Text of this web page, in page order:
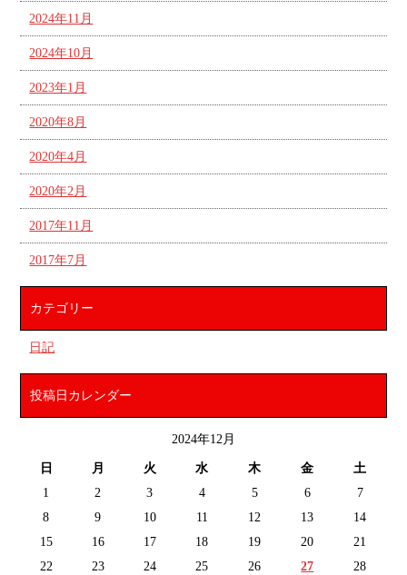
2024年11月
2024年10月
2023年1月
2020年8月
2020年4月
2020年2月
2017年11月
2017年7月
カテゴリー
日記
投稿日カレンダー
2024年12月
日 月 火 水 木 金
土
1
2 3 4 5 6
7
8
9 10 11 12 13
14
15
16 17 18 19 20
21
22
23 24 25 26 27 28